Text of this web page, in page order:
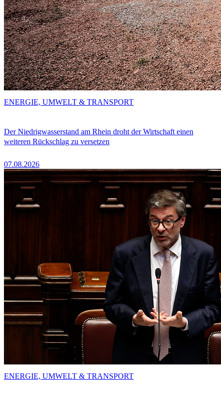
Der Niedrigwasserstand am Rhein droht der Wirtschaft einen
weiteren Rückschlag zu versetzen
07.08.2026
ENERGIE, UMWELT & TRANSPORT
ENERGIE, UMWELT & TRANSPORT